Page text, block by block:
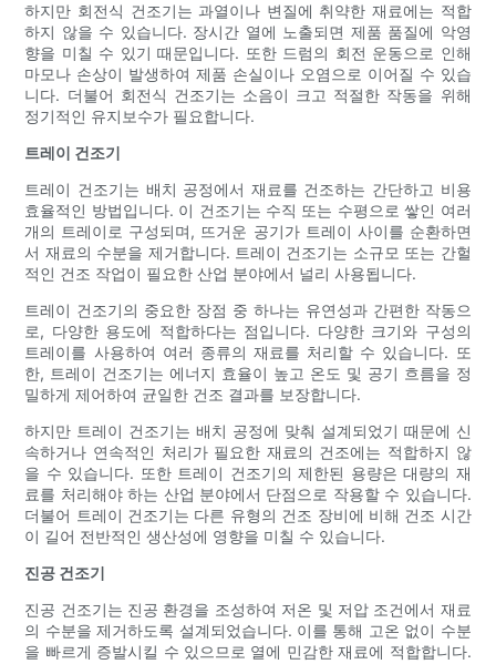
하지만 회전식 건조기는 과열이나 변질에 취약한 재료에는 적합
하지 않을 수 있습니다. 장시간 열에 노출되면 제품 품질에 악영
향을 미칠 수 있기 때문입니다. 또한 드럼의 회전 운동으로 인해
마모나 손상이 발생하여 제품 손실이나 오염으로 이어질 수 있습
니다. 더불어 회전식 건조기는 소음이 크고 적절한 작동을 위해
정기적인 유지보수가 필요합니다.
트레이 건조기
트레이 건조기는 배치 공정에서 재료를 건조하는 간단하고 비용
효율적인 방법입니다. 이 건조기는 수직 또는 수평으로 쌓인 여러
개의 트레이로 구성되며, 뜨거운 공기가 트레이 사이를 순환하면
서 재료의 수분을 제거합니다. 트레이 건조기는 소규모 또는 간헐
적인 건조 작업이 필요한 산업 분야에서 널리 사용됩니다.
트레이 건조기의 중요한 장점 중 하나는 유연성과 간편한 작동으
로, 다양한 용도에 적합하다는 점입니다. 다양한 크기와 구성의
트레이를 사용하여 여러 종류의 재료를 처리할 수 있습니다. 또
한, 트레이 건조기는 에너지 효율이 높고 온도 및 공기 흐름을 정
밀하게 제어하여 균일한 건조 결과를 보장합니다.
하지만 트레이 건조기는 배치 공정에 맞춰 설계되었기 때문에 신
속하거나 연속적인 처리가 필요한 재료의 건조에는 적합하지 않
을 수 있습니다. 또한 트레이 건조기의 제한된 용량은 대량의 재
료를 처리해야 하는 산업 분야에서 단점으로 작용할 수 있습니다.
더불어 트레이 건조기는 다른 유형의 건조 장비에 비해 건조 시간
이 길어 전반적인 생산성에 영향을 미칠 수 있습니다.
진공 건조기
진공 건조기는 진공 환경을 조성하여 저온 및 저압 조건에서 재료
의 수분을 제거하도록 설계되었습니다. 이를 통해 고온 없이 수분
을 빠르게 증발시킬 수 있으므로 열에 민감한 재료에 적합합니다.